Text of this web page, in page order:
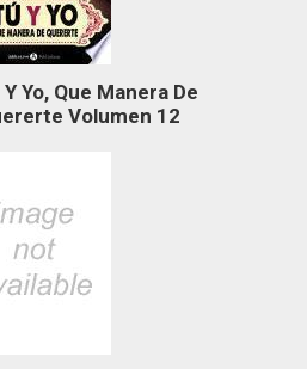
Y Yo, Que Manera De
Volumen 12